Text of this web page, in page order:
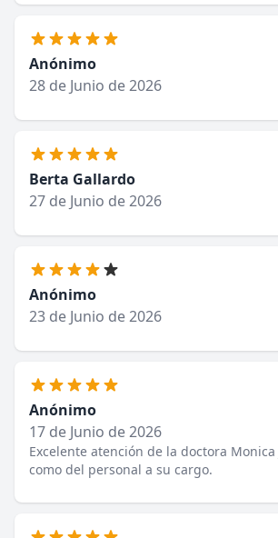
Anónimo
28 de Junio de 2026
Berta Gallardo
27 de Junio de 2026
Anónimo
23 de Junio de 2026
Anónimo
17 de Junio de 2026
Excelente atención de la doctora Monica
como del personal a su cargo.